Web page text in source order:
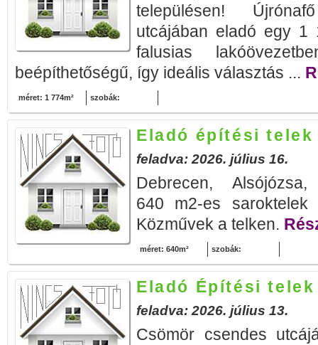
településen!
utcájában eladó egy 1
falusias
beépíthetőségű, így ideális választás ...
méret: 1 774m² szobák:
Eladó építési telek
feladva: 2026. július 16.
Debrecen, Alsójózsa,
640 m2-es saroktelek
Közművek a telken.
méret: 640m² szobák:
Eladó Építési telek
feladva: 2026. július 13.
Csömör csendes